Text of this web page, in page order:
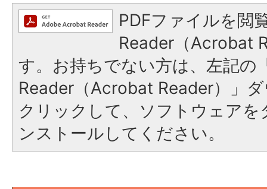
PDFファイルを閲
Reader（Acrobat
す。お持ちでない方は、左記の
Reader（Acrobat Reader）」
クリックして、ソフトウェア
ンストールしてください。